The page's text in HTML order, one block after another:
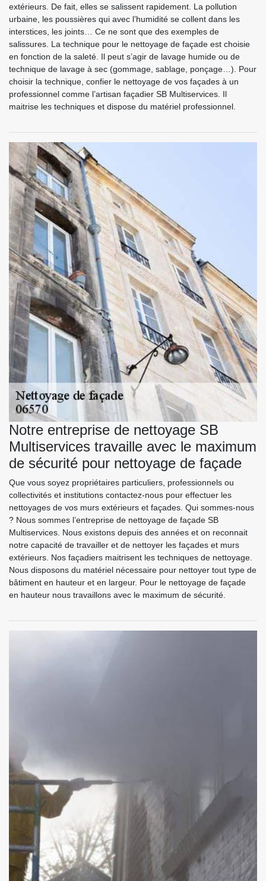
extérieurs. De fait, elles se salissent rapidement. La pollution
urbaine, les poussières qui avec l’humidité se collent dans les
interstices, les joints… Ce ne sont que des exemples de
salissures. La technique pour le nettoyage de façade est choisie
en fonction de la saleté. Il peut s’agir de lavage humide ou de
technique de lavage à sec (gommage, sablage, ponçage…). Pour
choisir la technique, confier le nettoyage de vos façades à un
professionnel comme l’artisan façadier SB Multiservices. Il
maitrise les techniques et dispose du matériel professionnel.
Notre entreprise de nettoyage SB
Multiservices travaille avec le maximum
de sécurité pour nettoyage de façade
Que vous soyez propriétaires particuliers, professionnels ou
collectivités et institutions contactez-nous pour effectuer les
nettoyages de vos murs extérieurs et façades. Qui sommes-nous
? Nous sommes l’entreprise de nettoyage de façade SB
Multiservices. Nous existons depuis des années et on reconnait
notre capacité de travailler et de nettoyer les façades et murs
extérieurs. Nos façadiers maitrisent les techniques de nettoyage.
Nous disposons du matériel nécessaire pour nettoyer tout type de
bâtiment en hauteur et en largeur. Pour le nettoyage de façade
en hauteur nous travaillons avec le maximum de sécurité.